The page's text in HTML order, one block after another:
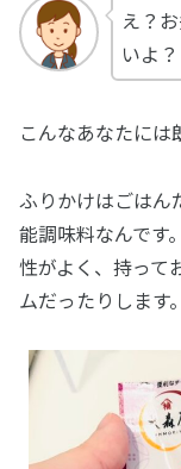
え？
いよ？
こんなあなたには
ふりかけはごはん
能調味料なんです
性がよく、持って
ムだったりします。